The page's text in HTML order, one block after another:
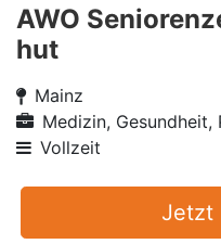
AWO
hut
Mainz
Medizin, Gesundheit,
Vollzeit
Jetzt